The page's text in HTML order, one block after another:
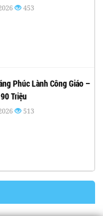
453
Phúc Lành Công Giáo –
Triệu
513